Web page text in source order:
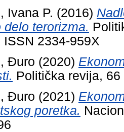
Ivana P. (2016)
terorizma.
ISSN 2334-959X
Đuro (2020)
Politička revija,
Đuro (2021)
poretka.